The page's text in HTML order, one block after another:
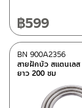
สีทอง
ขาว(38)
สีโรสโกลด์
สีทองแดง
฿599
สายฝักบัว สแตนเลส
ยาว 200 ซม
BN 900A2356